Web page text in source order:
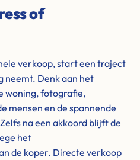
of
verkoop, start een traject
neemt. Denk aan het
woning, fotografie,
mensen en de spannende
na een akkoord blijft de
het
de koper. Directe verkoop